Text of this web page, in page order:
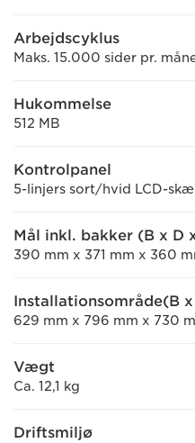
Arbejdscyklus
Maks. 15.000 sider pr.
Hukommelse
512 MB
Kontrolpanel
5-linjers sort/hvid LCD-
Mål inkl. bakker (B x D
390 mm x 371 mm x 360
Installationsområde(B
629 mm x 796 mm x 730
Vægt
Ca. 12,1 kg
Driftsmiljø